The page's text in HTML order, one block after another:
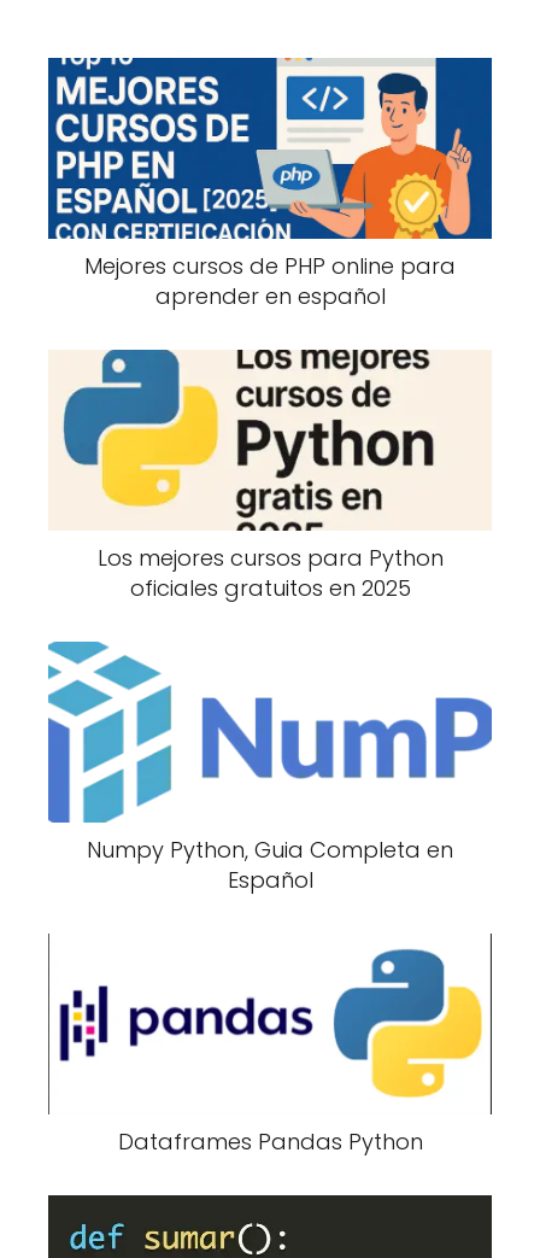
Mejores cursos de PHP online para
aprender en español
Los mejores cursos para Python
oficiales gratuitos en 2025
Numpy Python, Guia Completa en
Español
Dataframes Pandas Python